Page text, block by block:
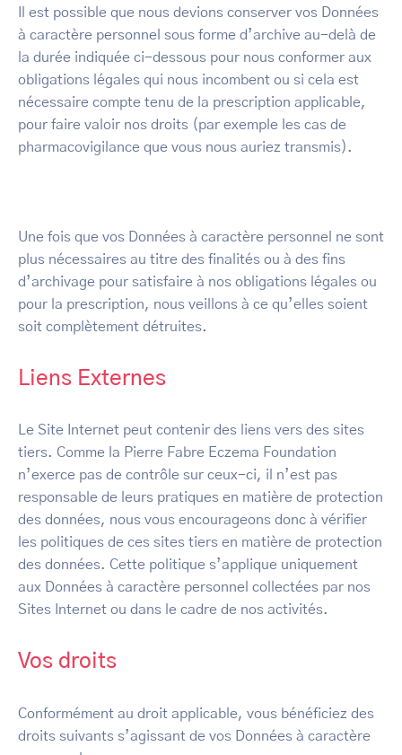
Il est possible que nous devions conserver vos Données
à caractère personnel sous forme d’archive au-delà de
la durée indiquée ci-dessous pour nous conformer aux
obligations légales qui nous incombent ou si cela est
nécessaire compte tenu de la prescription applicable,
pour faire valoir nos droits (par exemple les cas de
pharmacovigilance que vous nous auriez transmis).
Une fois que vos Données à caractère personnel ne sont
plus nécessaires au titre des finalités ou à des fins
d’archivage pour satisfaire à nos obligations légales ou
pour la prescription, nous veillons à ce qu’elles soient
soit complètement détruites.
Liens Externes
Le Site Internet peut contenir des liens vers des sites
tiers. Comme la Pierre Fabre Eczema Foundation
n’exerce pas de contrôle sur ceux-ci, il n’est pas
responsable de leurs pratiques en matière de protection
des données, nous vous encourageons donc à vérifier
les politiques de ces sites tiers en matière de protection
des données. Cette politique s’applique uniquement
aux Données à caractère personnel collectées par nos
Sites Internet ou dans le cadre de nos activités.
Vos droits
Conformément au droit applicable, vous bénéficiez des
droits suivants s’agissant de vos Données à caractère